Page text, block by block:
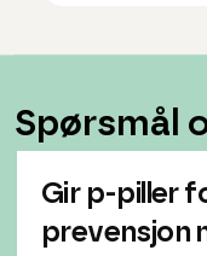
Spørsmål
Gir p-piller
prevensjon